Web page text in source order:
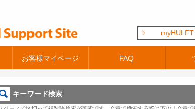
お客様マイページ FAQ
myHULFT
キーワード検索